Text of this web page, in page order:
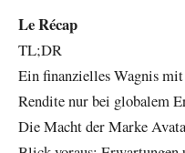
Le Récap
TL;DR
Ein finanzielles Wagnis
Rendite nur bei globalem
Die Macht der Marke